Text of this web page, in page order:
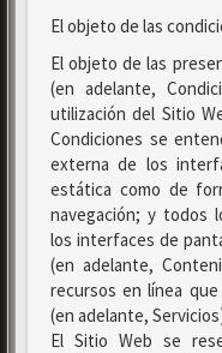
El objeto de las
El objeto de las
(en adelante,
utilización del Sitio
Condiciones se
externa de los
estática como de
navegación; y todos
los interfaces de
(en adelante,
recursos en línea
(en adelante,
El Sitio Web se